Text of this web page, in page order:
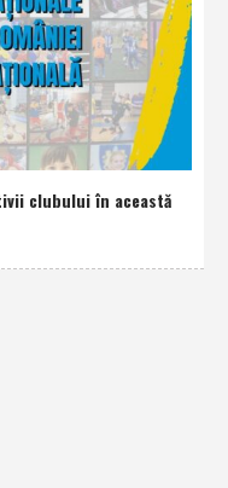
clubului în această